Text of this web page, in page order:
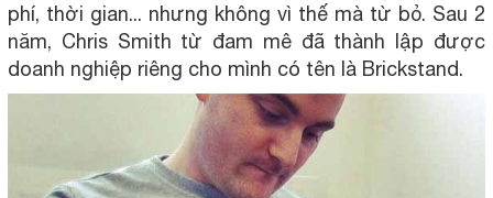
phí, thời gian... nhưng không vì thế mà từ bỏ. Sau 2
năm, Chris Smith từ đam mê đã thành lập được
doanh nghiệp riêng cho mình có tên là Brickstand.